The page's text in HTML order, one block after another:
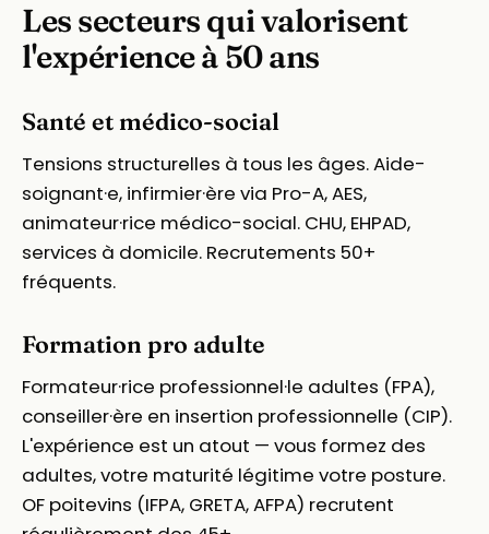
Les secteurs qui valorisent
l'expérience à 50 ans
Santé et médico-social
Tensions structurelles à tous les âges. Aide-
soignant·e, infirmier·ère via Pro-A, AES,
animateur·rice médico-social. CHU, EHPAD,
services à domicile. Recrutements 50+
fréquents.
Formation pro adulte
Formateur·rice professionnel·le adultes (FPA),
conseiller·ère en insertion professionnelle (CIP).
L'expérience est un atout — vous formez des
adultes, votre maturité légitime votre posture.
OF poitevins (IFPA, GRETA, AFPA) recrutent